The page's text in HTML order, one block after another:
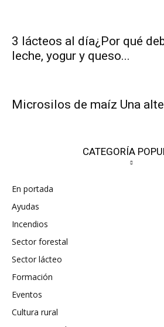
3 lácteos al día¿Por qué
leche, yogur y queso...
Microsilos de maíz Una
CATEGORÍA
En portada
Ayudas
Incendios
Sector forestal
Sector lácteo
Formación
Eventos
Cultura rural